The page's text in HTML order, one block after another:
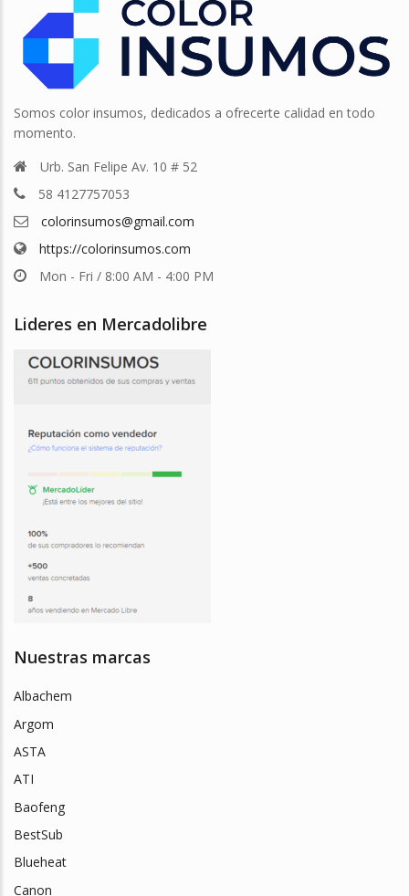
Somos color insumos, dedicados a ofrecerte calidad en todo
momento.
Urb. San Felipe Av. 10 # 52
58 4127757053
colorinsumos@gmail.com
https://colorinsumos.com
Mon - Fri / 8:00 AM - 4:00 PM
Lideres en Mercadolibre
Nuestras marcas
Albachem
Argom
ASTA
ATI
Baofeng
BestSub
Blueheat
Canon